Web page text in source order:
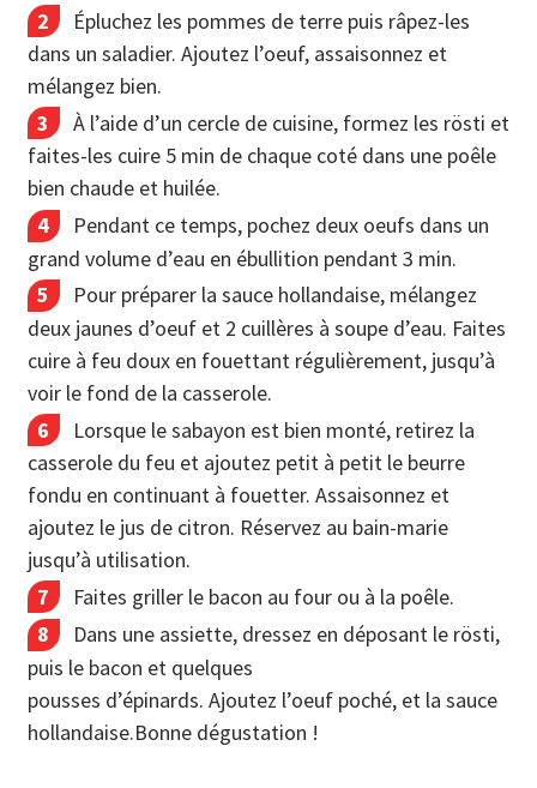
Épluchez les pommes de terre puis râpez-les
dans un saladier. Ajoutez l’oeuf, assaisonnez et
mélangez bien.
À l’aide d’un cercle de cuisine, formez les rösti et
faites-les cuire 5 min de chaque coté dans une poêle
bien chaude et huilée.
Pendant ce temps, pochez deux oeufs dans un
grand volume d’eau en ébullition pendant 3 min.
Pour préparer la sauce hollandaise, mélangez
deux jaunes d’oeuf et 2 cuillères à soupe d’eau. Faites
cuire à feu doux en fouettant régulièrement, jusqu’à
voir le fond de la casserole.
Lorsque le sabayon est bien monté, retirez la
casserole du feu et ajoutez petit à petit le beurre
fondu en continuant à fouetter. Assaisonnez et
ajoutez le jus de citron. Réservez au bain-marie
jusqu’à utilisation.
Faites griller le bacon au four ou à la poêle.
Dans une assiette, dressez en déposant le rösti,
puis le bacon et quelques
pousses d’épinards. Ajoutez l’oeuf poché, et la sauce
hollandaise.Bonne dégustation !